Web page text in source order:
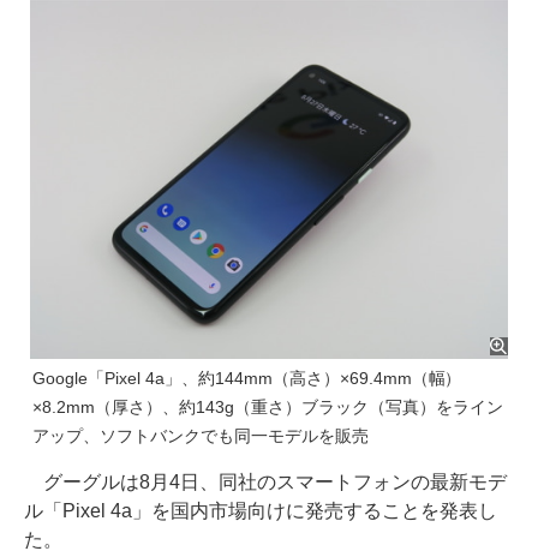
Google「Pixel 4a」、約144mm（高さ）×69.4mm（幅）
×8.2mm（厚さ）、約143g（重さ）ブラック（写真）をライン
アップ、ソフトバンクでも同一モデルを販売
グーグルは8月4日、同社のスマートフォンの最新モデ
ル「Pixel 4a」を国内市場向けに発売することを発表し
た。